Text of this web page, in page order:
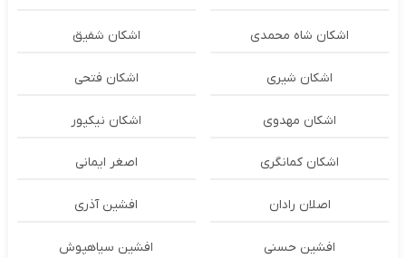
اشکان شاه محمدی اشکان شفیق
اشکان شیری اشکان فتحی
اشکان مهدوی اشکان نیکپور
اشکان‌ کمانگری اصغر ایمانی
اصلان رادان افشین آذری
افشین حسنی افشین سیاهپوش